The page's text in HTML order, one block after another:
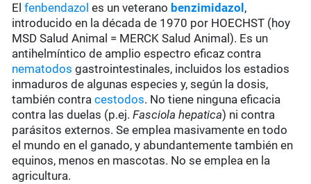
Elfenbendazol es un veterano benzimidazol ,
introducido en la década de 1970 por HOECHST (hoy
MSD Salud Animal = MERCK Salud Animal). Es un
antihelmíntico de amplio espectro eficaz contra
nematodos gastrointestinales, incluidos los estadios
inmaduros de algunas especies y, según la dosis,
también contracestodos. No tiene ninguna eficacia
contra las duelas (p.ej.Fasciola hepatica) ni contra
parásitos externos. Se emplea masivamente en todo
el mundo en el ganado, y abundantemente también en
equinos, menos en mascotas. No se emplea en la
agricultura.